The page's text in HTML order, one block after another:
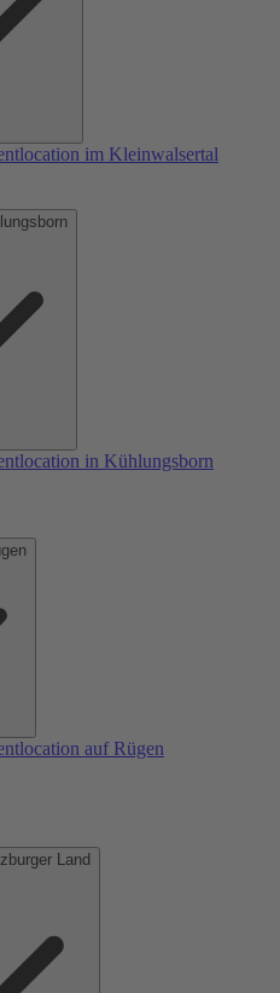
im Kleinwalsertal
in Kühlungsborn
auf Rügen
Land